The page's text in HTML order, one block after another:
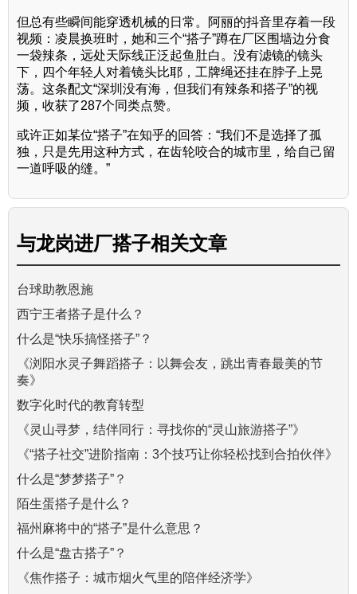
但总有些瞬间能穿透机械的日常。阿丽的抖音里存着一段
视频：凌晨换班时，她和三个“搭子”蹲在厂区围墙边分食
一袋辣条，远处天际线正泛起鱼肚白。没有滤镜的镜头
下，四个年轻人对着镜头比耶，工牌绳还挂在脖子上晃
荡。这条配文“深圳没有海，但我们有辣条和搭子”的视
频，收获了287个同类点赞。
或许正如某位“搭子”在知乎的回答：“我们不是选择了孤
独，只是先用这种方式，在齿轮咬合的城市里，给自己留
一道呼吸的缝。”
与龙岗进厂搭子相关文章
台球助教恩施
西宁王者搭子是什么？
什么是“快乐搞怪搭子”？
《浏阳水灵子舞蹈搭子：以舞会友，跳出青春最美的节
奏》
数字化时代的教育转型
《灵山寻梦，结伴同行：寻找你的“灵山旅游搭子”》
《“搭子社交”进阶指南：3个技巧让你轻松找到合拍伙伴》
什么是“梦梦搭子”？
陌生蛋搭子是什么？
福州麻将中的“搭子”是什么意思？
什么是“盘古搭子”？
《焦作搭子：城市烟火气里的陪伴经济学》